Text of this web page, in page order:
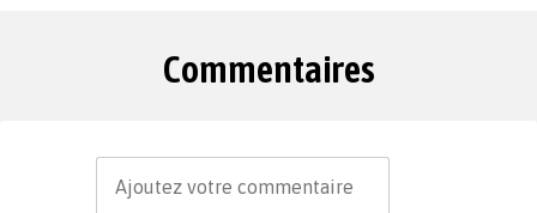
Commentaires